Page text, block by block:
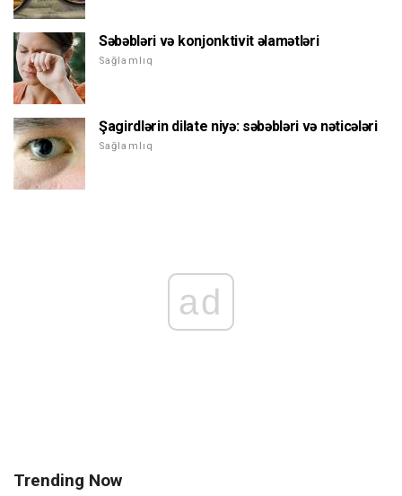
Səbəbləri və konjonktivit əlamətləri
Sağlamlıq
Şagirdlərin dilate niyə: səbəbləri və nəticələri
Sağlamlıq
ad
Trending Now